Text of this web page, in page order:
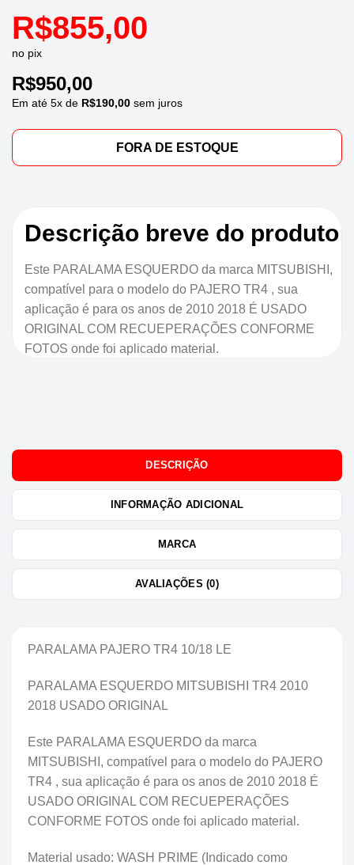
R$855,00
no pix
R$950,00
Em até 5x de R$190,00 sem juros
FORA DE ESTOQUE
Descrição breve do produto
Este PARALAMA ESQUERDO da marca MITSUBISHI,
compatível para o modelo do PAJERO TR4 , sua
aplicação é para os anos de 2010 2018 É USADO
ORIGINAL COM RECUEPERAÇÕES CONFORME
FOTOS onde foi aplicado material.
DESCRIÇÃO
INFORMAÇÃO ADICIONAL
MARCA
AVALIAÇÕES (0)
PARALAMA PAJERO TR4 10/18 LE
PARALAMA ESQUERDO MITSUBISHI TR4 2010
2018 USADO ORIGINAL
Este PARALAMA ESQUERDO da marca
MITSUBISHI, compatível para o modelo do PAJERO
TR4 , sua aplicação é para os anos de 2010 2018 É
USADO ORIGINAL COM RECUEPERAÇÕES
CONFORME FOTOS onde foi aplicado material.
Material usado: WASH PRIME (Indicado como